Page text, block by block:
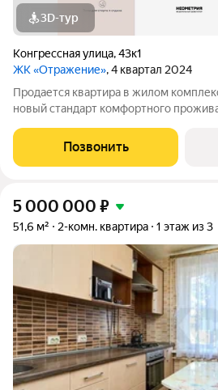
3D-тур
Конгрессная улица,43к1
ЖК «Отражение», 4 квартал 2024
Продается квартира в жилом
новый стандарт комфортного
сделки, и празднуйте новоселье уже
проект комфорт-класса
Позвонить
5 000 000 ₽
51,6 м² 2-комн. квартира 1 этаж из 3